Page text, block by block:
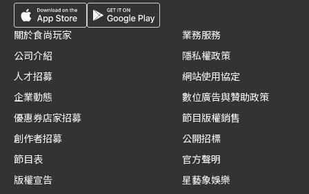
關於食尚玩家
公司介紹
人才招募
企業動態
優惠券店家招募
創作者招募
節目表
版權宣告
業務服務
隱私權政策
網站使用協定
數位廣告與贊助政策
節目版權銷售
公開招標
官方聲明
星藝象娛樂